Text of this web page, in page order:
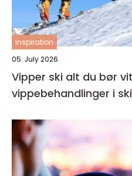
inspiration
05. July 2026
Vipper ski alt du bør vite om
vippebehandlinger i ski